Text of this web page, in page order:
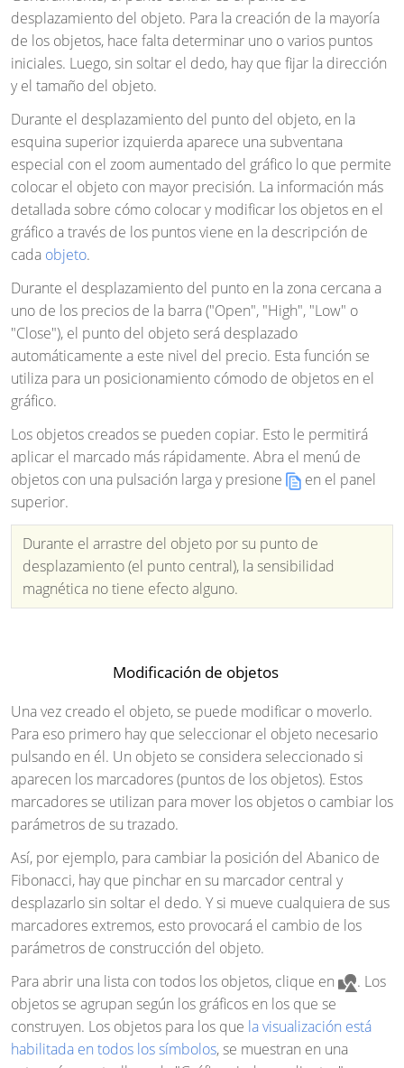
desplazamiento del objeto. Para la creación de la mayoría
de los objetos, hace falta determinar uno o varios puntos
iniciales. Luego, sin soltar el dedo, hay que fijar la dirección
y el tamaño del objeto.
Durante el desplazamiento del punto del objeto, en la
esquina superior izquierda aparece una subventana
especial con el zoom aumentado del gráfico lo que permite
colocar el objeto con mayor precisión. La información más
detallada sobre cómo colocar y modificar los objetos en el
gráfico a través de los puntos viene en la descripción de
cada objeto.
Durante el desplazamiento del punto en la zona cercana a
uno de los precios de la barra ("Open", "High", "Low" o
"Close"), el punto del objeto será desplazado
automáticamente a este nivel del precio. Esta función se
utiliza para un posicionamiento cómodo de objetos en el
gráfico.
Los objetos creados se pueden copiar. Esto le permitirá
aplicar el marcado más rápidamente. Abra el menú de
objetos con una pulsación larga y presione
en el panel
superior.
Durante el arrastre del objeto por su punto de
desplazamiento (el punto central), la sensibilidad
magnética no tiene efecto alguno.
Modificación de objetos
Una vez creado el objeto, se puede modificar o moverlo.
Para eso primero hay que seleccionar el objeto necesario
pulsando en él. Un objeto se considera seleccionado si
aparecen los marcadores (puntos de los objetos). Estos
marcadores se utilizan para mover los objetos o cambiar los
parámetros de su trazado.
Así, por ejemplo, para cambiar la posición del Abanico de
Fibonacci, hay que pinchar en su marcador central y
desplazarlo sin soltar el dedo. Y si mueve cualquiera de sus
marcadores extremos, esto provocará el cambio de los
parámetros de construcción del objeto.
Para abrir una lista con todos los objetos, clique en
. Los
objetos se agrupan según los gráficos en los que se
construyen. Los objetos para los que la visualización está
habilitada en todos los símbolos, se muestran en una